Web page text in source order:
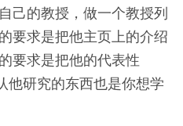
己的教授，做一个教授列
要求是把他主页上的介绍
要求是把他的代表性
他研究的东西也是你想学